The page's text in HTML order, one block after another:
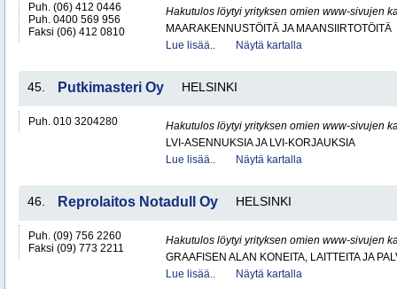
Puh. (06) 412 0446
Puh. 0400 569 956
Faksi (06) 412 0810
Hakutulos löytyi yrityksen omien www-sivujen
MAARAKENNUSTÖITÄ JA MAANSIIRTOTÖITÄ
Lue lisää..
Näytä kartalla
45. Putkimasteri Oy HELSINKI
Puh. 010 3204280
Hakutulos löytyi yrityksen omien www-sivujen
LVI-ASENNUKSIA JA LVI-KORJAUKSIA
Lue lisää..
Näytä kartalla
46. Reprolaitos Notadull Oy HELSINKI
Puh. (09) 756 2260
Faksi (09) 773 2211
Hakutulos löytyi yrityksen omien www-sivujen
GRAAFISEN ALAN KONEITA, LAITTEITA JA
Lue lisää..
Näytä kartalla